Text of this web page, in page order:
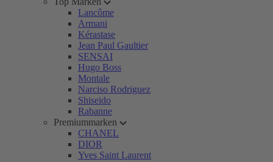
Lancôme
Armani
Kérastase
Jean Paul Gaultier
SENSAI
Hugo Boss
Montale
Narciso Rodriguez
Shiseido
Rabanne
Premiummarken
CHANEL
DIOR
Yves Saint Laurent